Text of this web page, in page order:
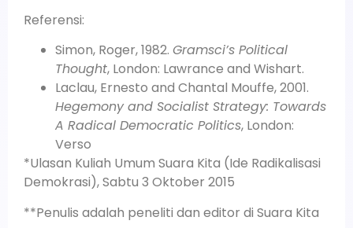
Referensi:
Simon, Roger, 1982. Gramsci’s Political
Thought, London: Lawrance and Wishart.
Laclau, Ernesto and Chantal Mouffe, 2001.
Hegemony and Socialist Strategy: Towards
A Radical Democratic Politics, London:
Verso
*Ulasan Kuliah Umum Suara Kita (Ide Radikalisasi
Demokrasi), Sabtu 3 Oktober 2015
**Penulis adalah peneliti dan editor di Suara Kita